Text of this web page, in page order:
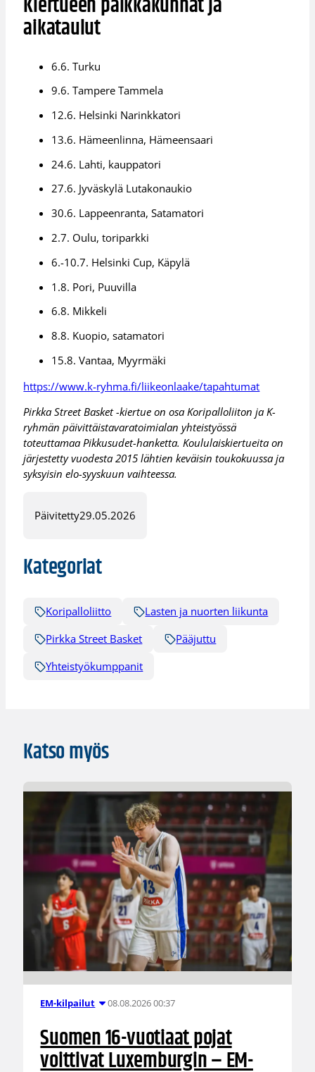
aikataulut
6.6. Turku
9.6. Tampere Tammela
12.6. Helsinki Narinkkatori
13.6. Hämeenlinna, Hämeensaari
24.6. Lahti, kauppatori
27.6. Jyväskylä Lutakonaukio
30.6. Lappeenranta, Satamatori
2.7. Oulu, toriparkki
6.-10.7. Helsinki Cup, Käpylä
1.8. Pori, Puuvilla
6.8. Mikkeli
8.8. Kuopio, satamatori
15.8. Vantaa, Myyrmäki
https://www.k-ryhma.fi/liikeonlaake/tapahtumat
Pirkka Street Basket -kiertue on osa Koripalloliiton ja K-
ryhmän päivittäistavaratoimialan yhteistyössä
toteuttamaa Pikkusudet-hanketta. Koululaiskiertueita on
järjestetty vuodesta 2015 lähtien keväisin toukokuussa ja
syksyisin elo-syyskuun vaihteessa.
Päivitetty29.05.2026
Kategoriat
Koripalloliitto
Lasten ja nuorten liikunta
Pirkka Street Basket
Pääjuttu
Yhteistyökumppanit
Katso myös
EM-kilpailut 08.08.2026 00:37
Suomen 16-vuotiaat pojat
voittivat Luxemburgin – EM-